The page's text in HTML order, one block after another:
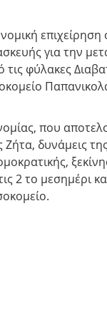
επιχείρηση
για την
φύλακες
που
δυνάμεις
2 το μεσημέρι